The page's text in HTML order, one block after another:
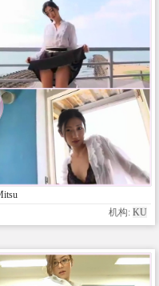
机构: KU